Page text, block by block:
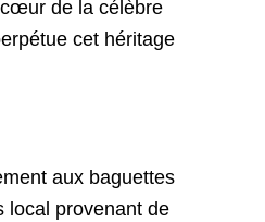
de la célèbre
cet héritage
aux baguettes
local provenant de